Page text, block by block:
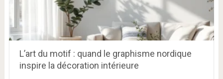
L’art du motif : quand le graphisme nordique
inspire la décoration intérieure